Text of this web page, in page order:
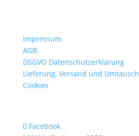
Impressum
AGB
DSGVO Datenschutzerklärung
Lieferung, Versand und Umtausch
Cookies
Facebook